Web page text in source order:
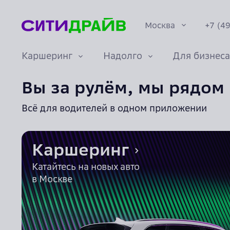
Москва
Санкт-Петербург
Сочи
Екатеринбург
Краснодар
+7
Каршеринг Надолго Для бизнеса
О каршеринге Машины
Тарифы
Забронировать
авто онлайн
Условия
подписки
Преимущества Долгая аренда
Корпоративный
каршеринг
Карьера
Миссия и ценности
Контакты
Правила акций
Политика
конфиденциальности
О страховании каско
О страховании каско
Вы за рулём, мы рядом
Всё для водителей в одном приложении
Каршеринг
Катайтесь на новых авто
в Москве